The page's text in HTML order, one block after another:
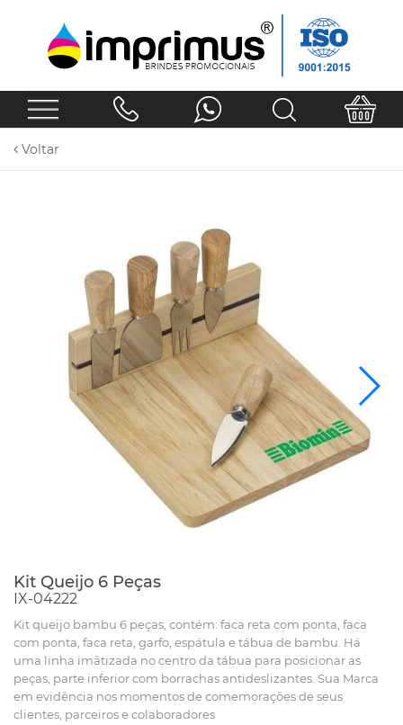
Voltar
Kit Queijo 6 Peças
IX-04222
Kit queijo bambu 6 peças, contém: faca reta com ponta, faca
com ponta, faca reta, garfo, espátula e tábua de bambu. Há
uma linha imãtizada no centro da tábua para posicionar as
peças, parte inferior com borrachas antideslizantes. Sua Marca
em evidência nos momentos de comemorações de seus
clientes, parceiros e colaboradores